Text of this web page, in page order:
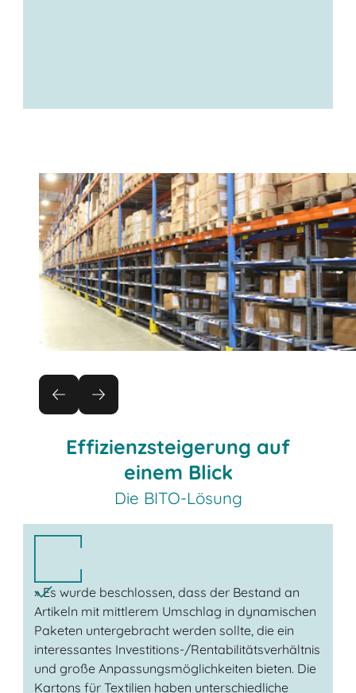
Effizienzsteigerung auf
einem Blick
Die BITO-Lösung
» Es wurde beschlossen, dass der Bestand an
Artikeln mit mittlerem Umschlag in dynamischen
Paketen untergebracht werden sollte, die ein
interessantes Investitions-/Rentabilitätsverhältnis
und große Anpassungsmöglichkeiten bieten. Die
Kartons für Textilien haben unterschiedliche